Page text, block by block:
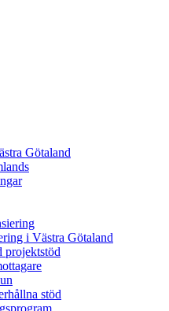
Götaland
i Västra Götaland
projektstöd
stöd